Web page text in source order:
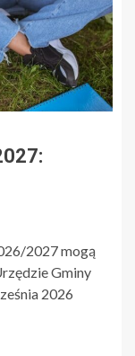
2027 mogą
Gminy
2026